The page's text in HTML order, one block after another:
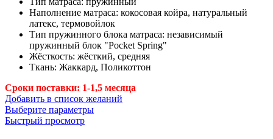
–
22,900
руб.
Наполнение матраса: кокосовая койра, натуральный
латекс, термовойлок
Тип пружинного блока матраса: независимый
пружинный блок "Pocket Spring"
Жёсткость: жёсткий, средняя
Ткань: Жаккард, Поликоттон
Сроки поставки: 1-1,5 месяца
Добавить в список желаний
Выберите параметрыЭтот
Быстрый просмотр